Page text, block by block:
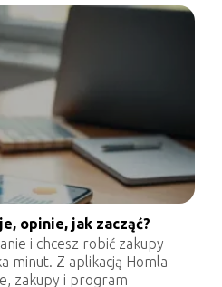
opinie, jak zacząć?
i chcesz robić zakupy
minut. Z aplikacją Homla
zakupy i program